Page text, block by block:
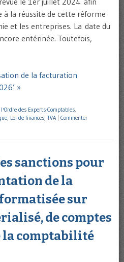
à la réussite de cette réforme
et les entreprises. La date du
entérinée. Toutefois,
de la facturation
»
l'Ordre des Experts-Comptables,
, Loi de finances, TVA Commenter
sanctions pour
de la
sur
de comptes
la comptabilité